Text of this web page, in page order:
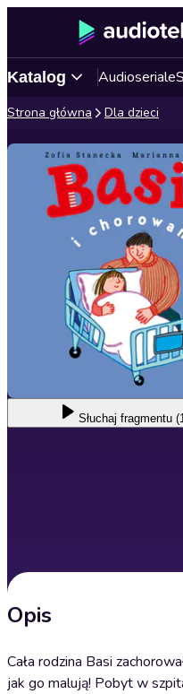
Katalog Audioseriale
Strona główna Dla dzieci
Słuchaj fragmentu
Opis
Cała rodzina Basi
jak go malują! Pobyt w